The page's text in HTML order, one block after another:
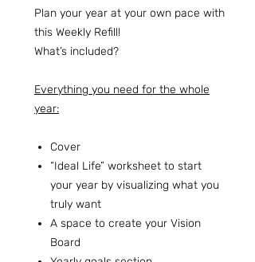
Plan your year at your own pace with
this Weekly Refill!
What’s included?
Everything you need for the whole
year:
Cover
“Ideal Life” worksheet to start
your year by visualizing what you
truly want
A space to create your Vision
Board